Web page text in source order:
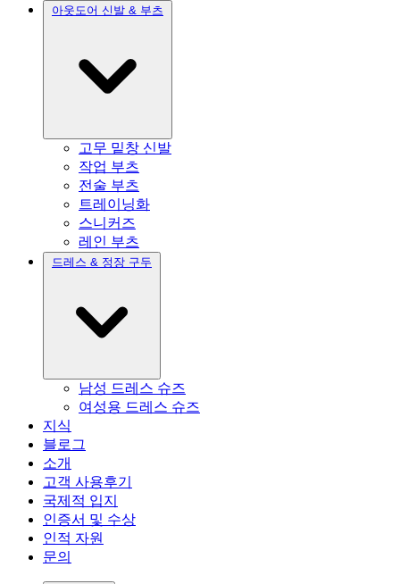
아웃도어 신발 & 부츠
고무 밑창 신발
작업 부츠
전술 부츠
트레이닝화
스니커즈
레인 부츠
드레스 & 정장 구두
남성 드레스 슈즈
여성용 드레스 슈즈
지식
블로그
소개
고객 사용후기
국제적 입지
인증서 및 수상
인적 자원
문의